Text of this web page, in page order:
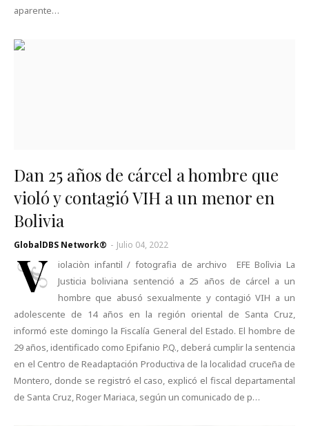
aparente…
Dan 25 años de cárcel a hombre que
violó y contagió VIH a un menor en
Bolivia
GlobalDBS Network® - Julio 04, 2022
V
iolaciòn infantil / fotografia de archivo EFE Bolìvia La
Justicia boliviana sentenció a 25 años de cárcel a un
hombre que abusó sexualmente y contagió VIH a un
adolescente de 14 años en la región oriental de Santa Cruz,
informó este domingo la Fiscalía General del Estado. El hombre de
29 años, identificado como Epifanio P.Q., deberá cumplir la sentencia
en el Centro de Readaptación Productiva de la localidad cruceña de
Montero, donde se registró el caso, explicó el fiscal departamental
de Santa Cruz, Roger Mariaca, según un comunicado de p…